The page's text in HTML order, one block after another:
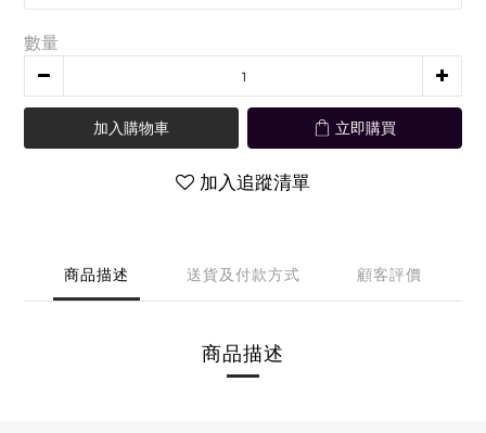
數量
加入購物車 立即購買
加入追蹤清單
商品描述 送貨及付款方式 顧客評價
商品描述